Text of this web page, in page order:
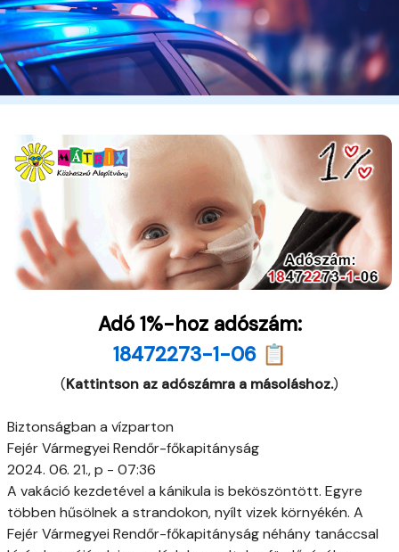
Adó 1%-hoz adószám:
18472273-1-06 📋
(Kattintson az adószámra a másoláshoz.)
Biztonságban a vízparton
Fejér Vármegyei Rendőr-főkapitányság
2024. 06. 21., p - 07:36
A vakáció kezdetével a kánikula is beköszöntött. Egyre
többen hűsölnek a strandokon, nyílt vizek környékén. A
Fejér Vármegyei Rendőr-főkapitányság néhány tanáccsal